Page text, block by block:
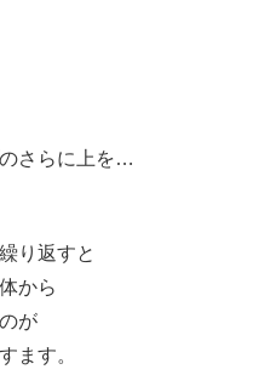
さらに上を…
り返すと
から
が
ます。